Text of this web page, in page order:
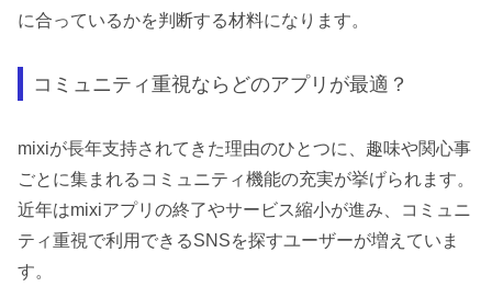
に合っているかを判断する材料になります。
コミュニティ重視ならどのアプリが最適？
mixiが長年支持されてきた理由のひとつに、趣味や関心事
ごとに集まれるコミュニティ機能の充実が挙げられます。
近年はmixiアプリの終了やサービス縮小が進み、コミュニ
ティ重視で利用できるSNSを探すユーザーが増えていま
す。